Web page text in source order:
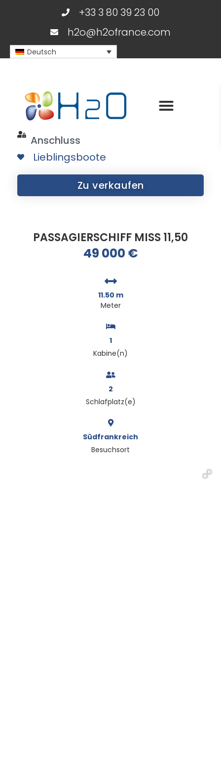
+33 3 80 39 23 00
h2o@h2ofrance.com
Deutsch
Anschluss
Lieblingsboote
Zu verkaufen
PASSAGIERSCHIFF MISS 11,50
49 000 €
11.50 m
Meter
1
Kabine(n)
2
Schlafplatz(e)
Südfrankreich
Besuchsort